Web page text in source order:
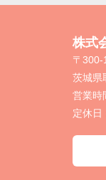
株式
〒300-
茨城県
営業時
定休日